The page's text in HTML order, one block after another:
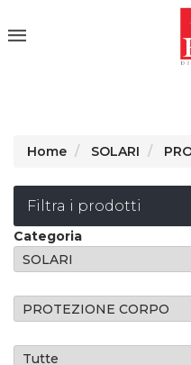
Home SOLARI
Filtra i prodotti
Categoria